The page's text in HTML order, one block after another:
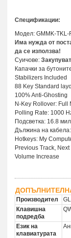
Спецификации:
Модел: GMMK-TKL-
Има нужда от
да се използва!
Суичове:
Капачки за
Stabilizers Included
88 Key Standard
100% Anti-Ghosting
N-Key Rollover: Full
Polling Rate: 1000
Подсветка: 16.8
Дължина на
Hotkeys: My
Previous Track,
Volume Increase
Производител
Клавишна
подредба
Език на
клавиатурата